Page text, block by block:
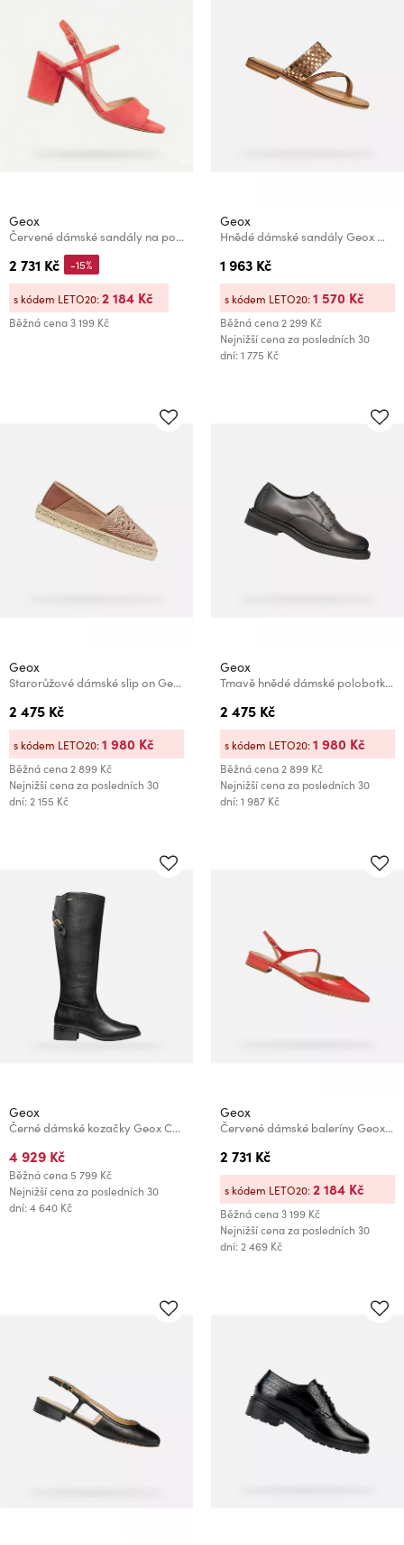
Geox
Červené dámské sandály na podpatku Geox Virnilisa 65 S
2 731 Kč
Běžná cena3 199 Kč
-15%
s kódem LETO20:2 184 Kč
Geox
Hnědé dámské sandály Geox Maddalusiac
1 963 Kč
Běžná cena2 299 Kč
Nejnižší cena za posledních 30
dní: 1 775 Kč
s kódem LETO20:1 570 Kč
Geox
Starorůžové dámské slip on Geox Lampedusa
2 475 Kč
Běžná cena2 899 Kč
Nejnižší cena za posledních 30
dní: 2 155 Kč
s kódem LETO20:1 980 Kč
Geox
Tmavě hnědé dámské polobotky Geox Serilda
2 475 Kč
Běžná cena2 899 Kč
Nejnižší cena za posledních 30
dní: 1 987 Kč
s kódem LETO20:1 980 Kč
Geox
Černé dámské kozačky Geox Camexia NP
4 929 Kč
Běžná cena5 799 Kč
Nejnižší cena za posledních 30
dní: 4 640 Kč
Geox
Červené dámské baleríny Geox Giselda15
2 731 Kč
Běžná cena3 199 Kč
Nejnižší cena za posledních 30
dní: 2 469 Kč
s kódem LETO20:2 184 Kč